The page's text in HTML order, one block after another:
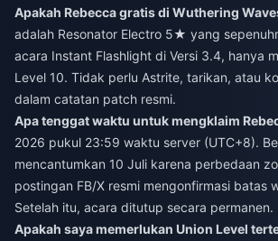
Apakah Rebecca gratis di Wuthering
adalah Resonator Electro 5★ yang
acara Instant Flashlight di Versi 3.4, hanya
Level 10. Tidak perlu Astrite, tarikan, atau
dalam catatan patch resmi.
Apa tenggat waktu untuk mengklaim
2026 pukul 23:59 waktu server (UTC+8).
mencantumkan 10 Juli karena perbedaan
postingan FB/X resmi mengonfirmasi batas
Setelah itu, acara ditutup secara permanen.
Apakah saya memerlukan Union Level